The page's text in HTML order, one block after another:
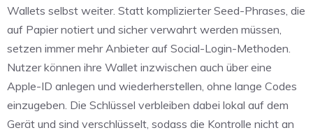
Wallets selbst weiter. Statt komplizierter Seed-Phrases, die
auf Papier notiert und sicher verwahrt werden müssen,
setzen immer mehr Anbieter auf Social-Login-Methoden.
Nutzer können ihre Wallet inzwischen auch über eine
Apple-ID anlegen und wiederherstellen, ohne lange Codes
einzugeben. Die Schlüssel verbleiben dabei lokal auf dem
Gerät und sind verschlüsselt, sodass die Kontrolle nicht an